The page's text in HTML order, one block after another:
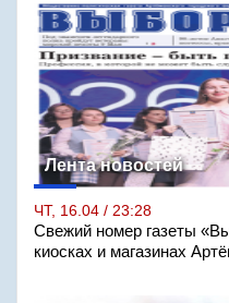
Лента новостей
ЧТ, 16.04 / 23:28
Свежий номер газеты
киосках и магазинах